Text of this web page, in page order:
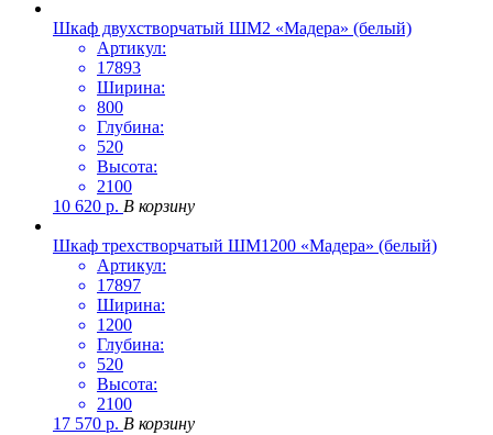
Шкаф двухстворчатый ШМ2 «Мадера» (белый)
Артикул:
17893
Ширина:
800
Глубина:
520
Высота:
2100
10 620 р. В корзину
Шкаф трехстворчатый ШМ1200 «Мадера» (белый)
Артикул:
17897
Ширина:
1200
Глубина:
520
Высота:
2100
17 570 р. В корзину